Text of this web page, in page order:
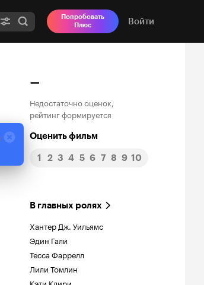
Попробовать
Плюс
Войти
–
Недостаточно оценок,
рейтинг формируется
Оценить фильм
1 2 3 4 5 6 7 8 9 10
В главных ролях
Хантер Дж. Уильямс
Эдин Гали
Тесса Фаррелл
Лили Томлин
Кэти Клири